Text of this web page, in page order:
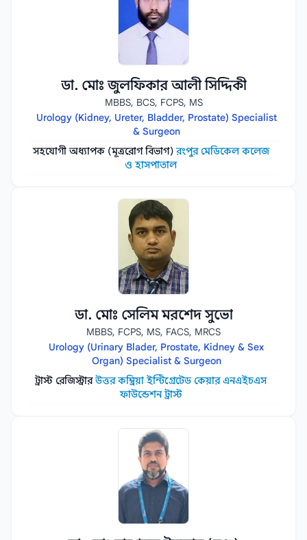
ডা. মোঃ জুলফিকার আলী সিদ্দিকী
MBBS, BCS, FCPS, MS
Urology (Kidney, Ureter, Bladder, Prostate) Specialist
& Surgeon
সহযোগী অধ্যাপক (মূত্ররোগ বিভাগ)রংপুর মেডিকেল কলেজ
ও হাসপাতাল
ডা. মোঃ সেলিম মরশেদ সুভো
MBBS, FCPS, MS, FACS, MRCS
Urology (Urinary Blader, Prostate, Kidney & Sex
Organ) Specialist & Surgeon
ট্রাস্ট রেজিস্ট্রারউত্তর কম্ব্রিয়া ইন্টিগ্রেটেড কেয়ার এনএইচএস
ফাউন্ডেশন ট্রাস্ট